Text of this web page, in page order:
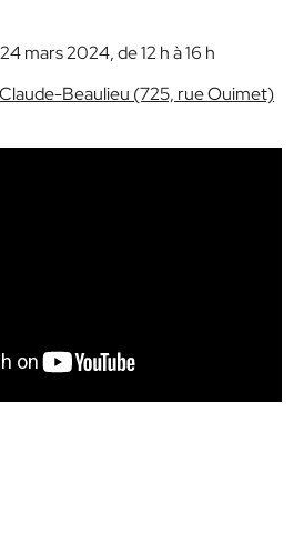
mars 2024, de 12 h à 16 h
Beaulieu (725, rue Ouimet)